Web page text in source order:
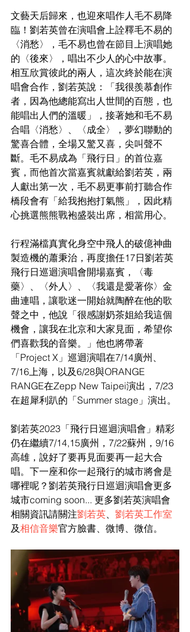
文藝天后歸來，也迎來唱作人毛不易降
臨！劉若英曾在演唱會上詮釋毛不易的
〈消愁〉，毛不易也曾在節目上演唱她
的〈後來〉，唱出不少人的心中故事。
相互欣賞彼此的兩人，這次終於能在演
唱會合作，劉若英說：「我很羨慕創作
者，因為他總能寫出人世間的百態，也
能唱出人們的溫暖」，接著她和毛不易
合唱〈消愁〉、〈成全〉，夢幻聯動的
驚喜合體，全場又驚又喜，尖叫聲不
斷。毛不易成為「飛行日」的首位嘉
賓，而他首次當嘉賓就獻給劉若英，兩
人獻出第一次，毛不易更事前打聽合作
橋段會有「給我抱抱打氣熊」，因此精
心挑選熊熊戰袍盛裝出席，相當用心。
行程滿檔真實化身空中飛人的破億神曲
製造機的蕭秉治，再度擔任17日劉若英
飛行日巡迴演唱會開場嘉賓，〈毒
藥〉、〈外人〉、〈我還是愛著你〉金
曲連唱，讓歌迷一開始就陶醉在他的歌
聲之中，他說「很感謝奶茶姐給我這個
機會，讓我在北京和大家見面，希望你
們喜歡我的音樂。」他也將帶著
「Project X」巡迴演唱在7/14廣州、
7/16上海，以及6/28與ORANGE
RANGE在Zepp New Taipei演出，7/23
在超犀利趴的「Summer stage」演出。
劉若英2023「飛行日巡迴演唱會」精彩
仍在繼續7/14,15廣州，7/22蘇州，9/16
高雄，說好了要再見面要再一起大合
唱。下一座和你一起飛行的城市將會是
哪裡呢？劉若英飛行日巡迴演唱會更多
城市coming soon... 更多劉若英演唱會
相關資訊請關注劉若英、 劉若英工作室
及相信音樂官方臉書、微博、微信。